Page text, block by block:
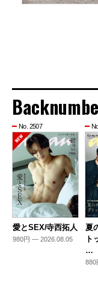
No. 2507
愛とSEX/寺西拓人
980円 — 2026.08.05
夏
ト
…